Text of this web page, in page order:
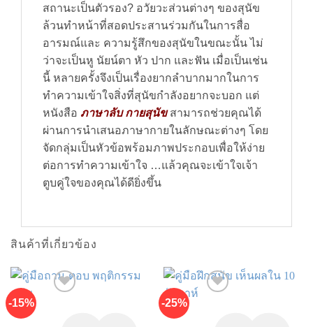
สถานะเป็นตัวรอง? อวัยวะส่วนต่างๆ ของสุนัข
ล้วนทำหน้าที่สอดประสานร่วมกันในการสื่อ
อารมณ์และ ความรู้สึกของสุนัขในขณะนั้น ไม่
ว่าจะเป็นหู นัยน์ตา หัว ปาก และฟัน เมื่อเป็นเช่น
นี้ หลายครั้งจึงเป็นเรื่องยากลำบากมากในการ
ทำความเข้าใจสิ่งที่สุนัขกำลังอยากจะบอก แต่
หนังสือ ภาษาลับ กายสุนัขสามารถช่วยคุณได้
ผ่านการนำเสนอภาษากายในลักษณะต่างๆ โดย
จัดกลุ่มเป็นหัวข้อพร้อมภาพประกอบเพื่อให้ง่าย
ต่อการทำความเข้าใจ …แล้วคุณจะเข้าใจเจ้า
ตูบคู่ใจของคุณได้ดียิ่งขึ้น
สินค้าที่เกี่ยวข้อง
-15% -25%